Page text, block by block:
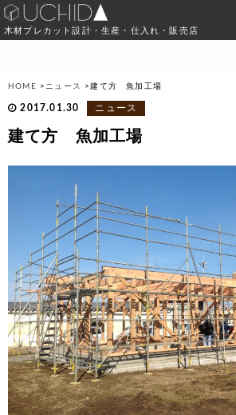
木材プレカット設計・生産・仕入れ・販売店
HOME > ニュース >建て方 魚加工場
2017.01.30 ニュース
建て方 魚加工場